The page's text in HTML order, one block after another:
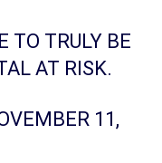
TO TRULY BE
AT RISK.
11,